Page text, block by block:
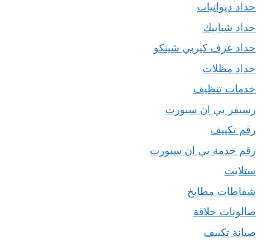
حداد ديوانيات
حداد شبابيك
حداد غرف كيربي شينكو
حداد مظلات
خدمات تنظيف
رسيفر بي ان سبورت
رقم تكييف
رقم خدمة بي ان سبورت
ستلايت
شفاطات مطابخ
صالونات حلاقة
صيانة تكييف